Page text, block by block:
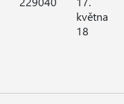
května
18